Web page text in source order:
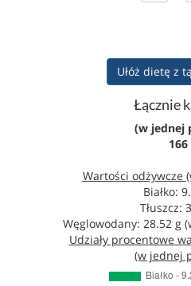
Ułóż dietę z
Łącznie
(w jednej
166
Wartości odżywcze
Białko:
Tłuszcz:
Węglowodany: 28.52 g
Udziały procentowe
(w jednej